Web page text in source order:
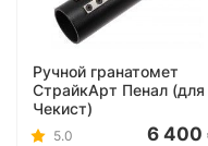
Ручной гранатомет
СтрайкАрт Пенал (для
Чекист)
5.0 6 400